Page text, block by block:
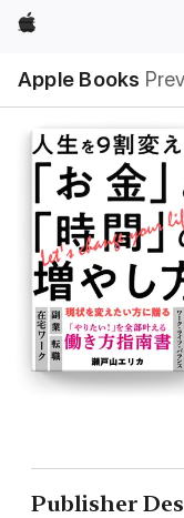
Apple
Apple Books
Nav
Open
Menu
Publisher